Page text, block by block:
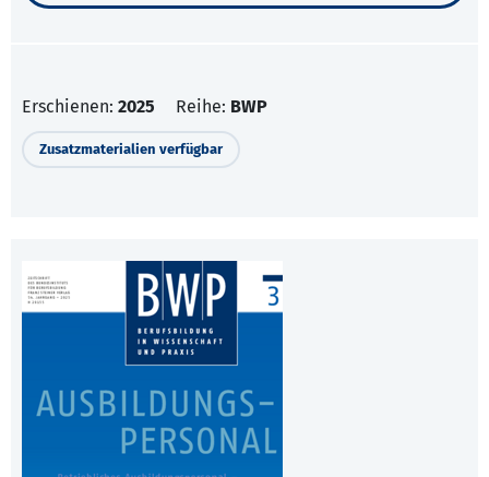
Erschienen: 2025 Reihe: BWP
Zusatzmaterialien verfügbar